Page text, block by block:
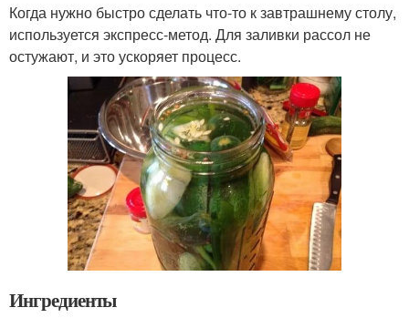
Когда нужно быстро сделать что-то к завтрашнему столу,
используется экспресс-метод. Для заливки рассол не
остужают, и это ускоряет процесс.
Ингредиенты